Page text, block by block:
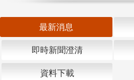
最新消息
即時新聞澄清
資料下載